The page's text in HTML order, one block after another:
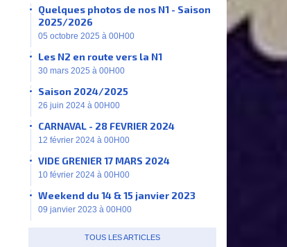
Quelques photos de nos N1 - Saison
2025/2026
05 octobre 2025 à 00H00
Les N2 en route vers la N1
30 mars 2025 à 00H00
Saison 2024/2025
26 juin 2024 à 00H00
CARNAVAL - 28 FEVRIER 2024
12 février 2024 à 00H00
VIDE GRENIER 17 MARS 2024
10 février 2024 à 00H00
Weekend du 14 & 15 janvier 2023
09 janvier 2023 à 00H00
TOUS LES ARTICLES